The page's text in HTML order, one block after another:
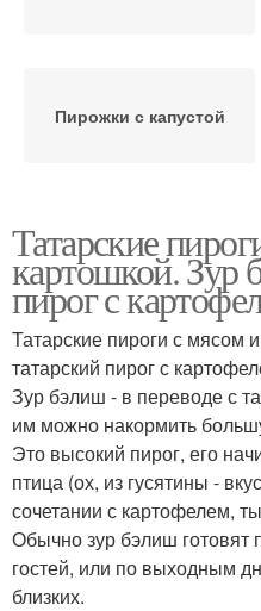
Пирожки с капустой
Пирожки с картошкой
Татарские
картошкой. Зур
пирог с
Татарские пироги с мясом
татарский пирог с
Зур бэлиш - в переводе с
им можно накормить
Это высокий пирог, его
птица (ох, из гусятины -
сочетании с картофелем,
Обычно зур бэлиш готовят
гостей, или по выходным
близких.